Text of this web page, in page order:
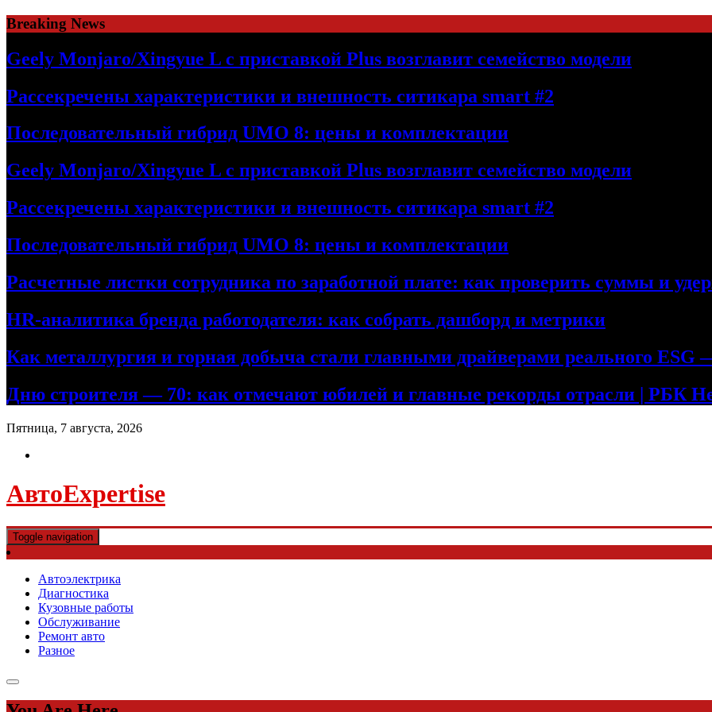
Skip
to
content
Breaking News
Geely Monjaro/Xingyue L с приставкой Plus возглавит семейство модели
Рассекречены характеристики и внешность ситикара smart #2
Последовательный гибрид UMO 8: цены и комплектации
Geely Monjaro/Xingyue L с приставкой Plus возглавит семейство модели
Рассекречены характеристики и внешность ситикара smart #2
Последовательный гибрид UMO 8: цены и комплектации
Расчетные листки сотрудника по заработной плате: как проверить суммы и
HR-аналитика бренда работодателя: как собрать дашборд и метрики
Как металлургия и горная добыча стали главными драйверами реального
Дню строителя — 70: как отмечают юбилей и главные рекорды отрасли | РБК
Пятница, 7 августа, 2026
АвтоExpertise
Toggle navigation
Автоэлектрика
Диагностика
Кузовные работы
Обслуживание
Ремонт авто
Разное